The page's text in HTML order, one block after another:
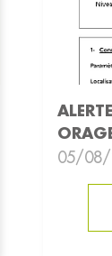
05/08/